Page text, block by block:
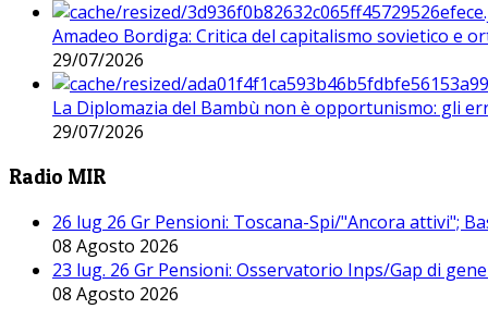
Amadeo Bordiga: Critica del capitalismo sovietico e
29/07/2026
La Diplomazia del Bambù non è opportunismo: gli
29/07/2026
Radio MIR
26 lug 26 Gr Pensioni: Toscana-Spi/"Ancora attivi";
08 Agosto 2026
23 lug. 26 Gr Pensioni: Osservatorio Inps/Gap di
08 Agosto 2026